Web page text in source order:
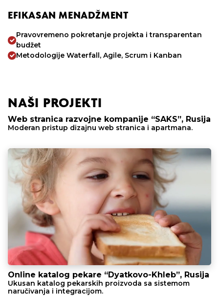
EFIKASAN MENADŽMENT
Pravovremeno pokretanje projekta i transparentan
budžet
Metodologije Waterfall, Agile, Scrum i Kanban
NAŠI PROJEKTI
Web stranica razvojne kompanije “SAKS”, Rusija
Moderan pristup dizajnu web stranica i apartmana.
Online katalog pekare “Dyatkovo-Khleb”, Rusija
Ukusan katalog pekarskih proizvoda sa sistemom
naručivanja i integracijom.